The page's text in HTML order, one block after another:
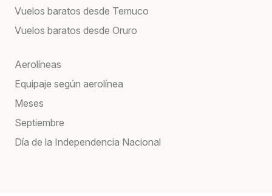
Vuelos baratos desde Temuco
Vuelos baratos desde Oruro
Aerolíneas
Equipaje según aerolínea
Meses
Septiembre
Día de la Independencia Nacional